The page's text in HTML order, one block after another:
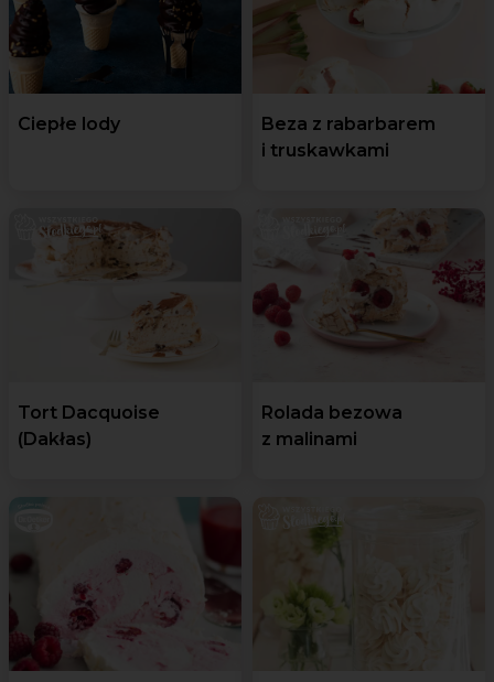
Ciepłe lody
Beza z rabarbarem
i truskawkami
Tort Dacquoise
(Dakłas)
Rolada bezowa
z malinami